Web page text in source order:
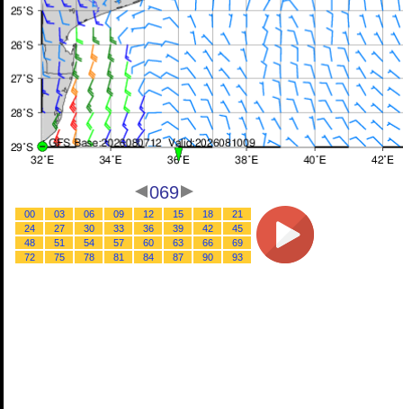
069
00 03 06 09 12 15 18
21
24
27 30 33 36 39 42
45
48
51 54 57 60 63 66
69
72
75 78 81 84 87 90 93